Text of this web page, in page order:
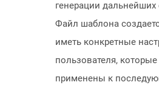
генерации дальнейших
Файл шаблона
иметь конкретные
пользователя,
применены к